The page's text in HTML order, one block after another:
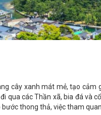
cây xanh mát mẻ, tạo
qua các Thần xã, bia đá và
thong thả, việc tham